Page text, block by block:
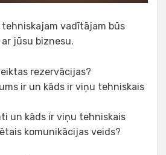
vadītājam būs
jūsu biznesu.
rezervācijas?
ir un kāds ir viņu tehniskais
un kāds ir viņu tehniskais
komunikācijas veids?